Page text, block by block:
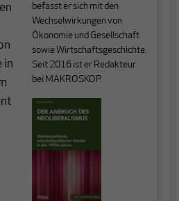
in
befasst er sich mit den
Wechselwirkungen von
Ökonomie und Gesellschaft
sowie Wirtschaftsgeschichte.
Seit 2016 ist er Redakteur
bei MAKROSKOP.